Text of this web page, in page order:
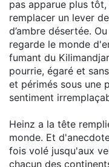
pas apparue plus
remplacer un lever
d’ambre désertée.
regarde le monde
fumant du
pourrie, égaré et
et périmés sous une
sentiment
Heinz a la tête
monde. Et
fois volé jusqu'aux
chacun des